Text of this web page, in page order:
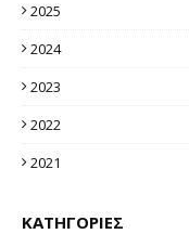
2025
2024
2023
2022
2021
ΚΑΤΗΓΟΡΙΕΣ